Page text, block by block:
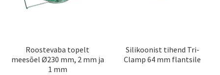
Roostevaba topelt
meesõel Ø230 mm, 2 mm ja
1 mm
Silikoonist tihend Tri-
Clamp 64 mm flantsile